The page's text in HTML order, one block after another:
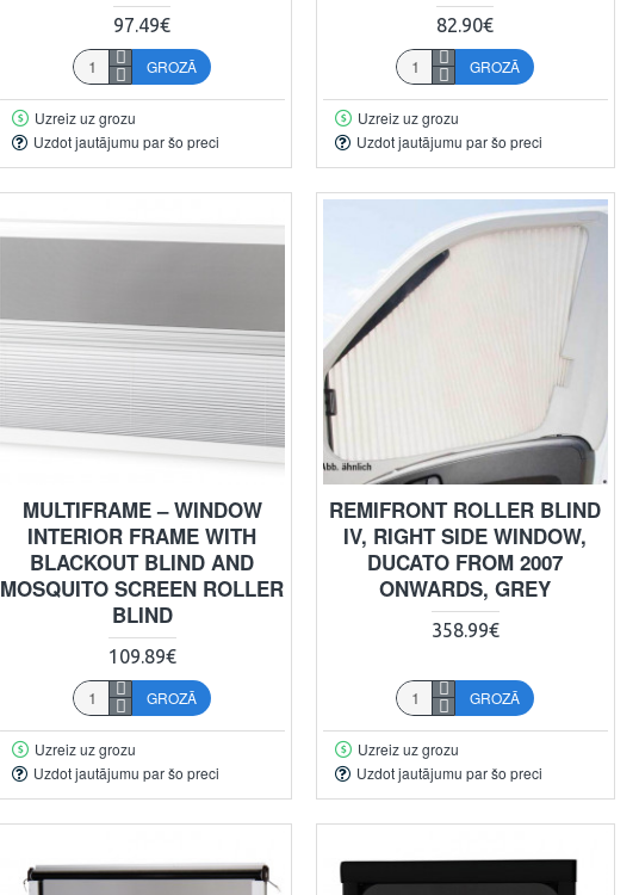
97.49€
GROZĀ
Uzreiz uz grozu
Uzdot jautājumu par šo preci
82.90€
GROZĀ
Uzreiz uz grozu
Uzdot jautājumu par šo preci
MULTIFRAME – WINDOW
INTERIOR FRAME WITH
BLACKOUT BLIND AND
MOSQUITO SCREEN ROLLER
BLIND
109.89€
GROZĀ
Uzreiz uz grozu
Uzdot jautājumu par šo preci
REMIFRONT ROLLER BLIND
IV, RIGHT SIDE WINDOW,
DUCATO FROM 2007
ONWARDS, GREY
358.99€
GROZĀ
Uzreiz uz grozu
Uzdot jautājumu par šo preci